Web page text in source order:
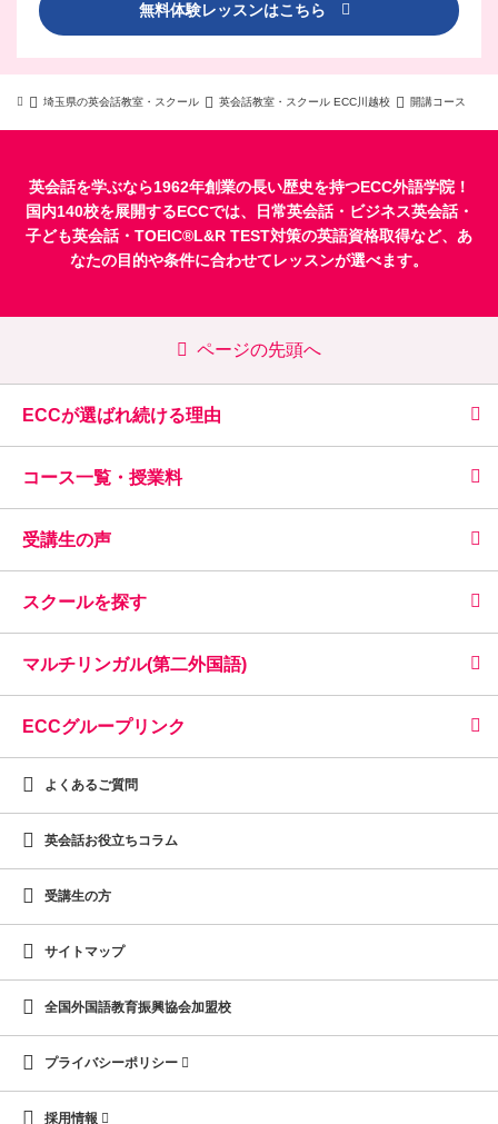
無料体験レッスンはこちら
埼玉県の英会話教室・スクール 英会話教室・スクール ECC川越校 開講コース
英会話を学ぶなら1962年創業の長い歴史を持つECC外語学院！
国内140校を展開するECCでは、
日常英会話・ ビジネス英会話・
子ども英会話・ TOEIC®L&R TEST対策の英語資格取得など、あ
なたの目的や条件に合わせてレッスンが選べます。
ページの先頭へ
ECCが選ばれ続ける理由
コース一覧・授業料
受講生の声
スクールを探す
マルチリンガル(第二外国語)
ECCグループリンク
よくあるご質問
英会話お役立ちコラム
受講生の方
サイトマップ
全国外国語教育振興協会加盟校
プライバシーポリシー
採用情報